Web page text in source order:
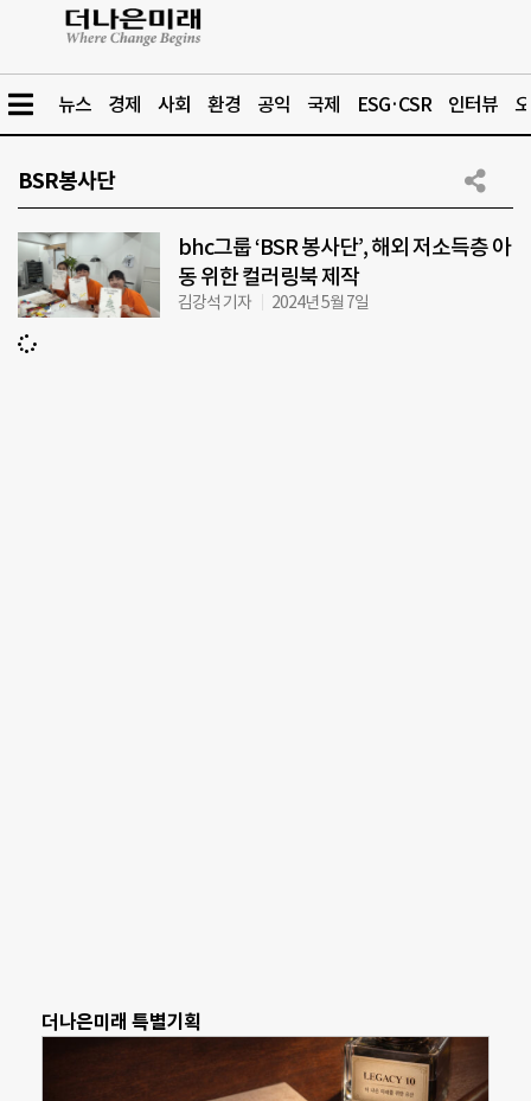
뉴스 경제 사회 환경 공익 국제 ESG·CSR 인터뷰
BSR봉사단
bhc그룹 ‘BSR 봉사단’, 해외 저소득층 아
동 위한 컬러링북 제작
김강석 기자 2024년 5월 7일
더나은미래 특별기획